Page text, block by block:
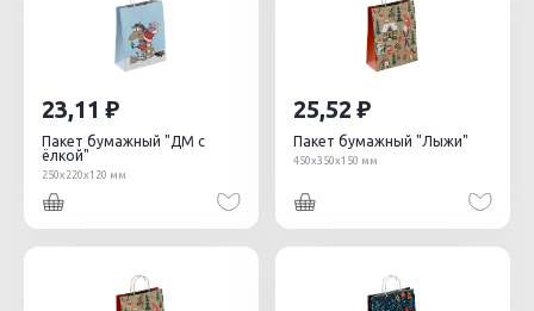
23,11
Пакет бумажный "ДМ с
ёлкой"
250х220х120 мм
25,52
Пакет бумажный "Лыжи"
450х350х150 мм